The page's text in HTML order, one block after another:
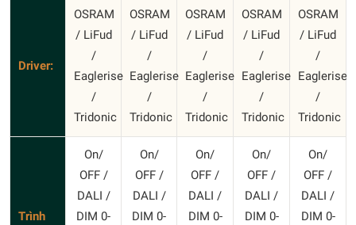
Driver:
OSRAM
/ LiFud
/
Eaglerise
/
Tridonic
OSRAM
/ LiFud
/
Eaglerise
/
Tridonic
OSRAM
/ LiFud
/
Eaglerise
/
Tridonic
OSRAM
/ LiFud
/
Eaglerise
/
Tridonic
OSRAM
/ LiFud
/
Eaglerise
/
Tridonic
Trình
On/
OFF /
DALI /
DIM 0-
On/
OFF /
DALI /
DIM 0-
On/
OFF /
DALI /
DIM 0-
On/
OFF /
DALI /
DIM 0-
On/
OFF /
DALI /
DIM 0-